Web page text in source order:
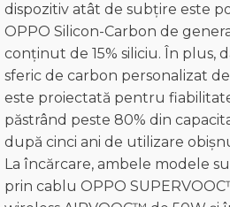
dispozitiv atât de subțire este
OPPO Silicon-Carbon de
conținut de 15% siliciu. În plus,
sferic de carbon personalizat
este proiectată pentru
păstrând peste 80% din
după cinci ani de utilizare
La încărcare, ambele modele
prin cablu OPPO